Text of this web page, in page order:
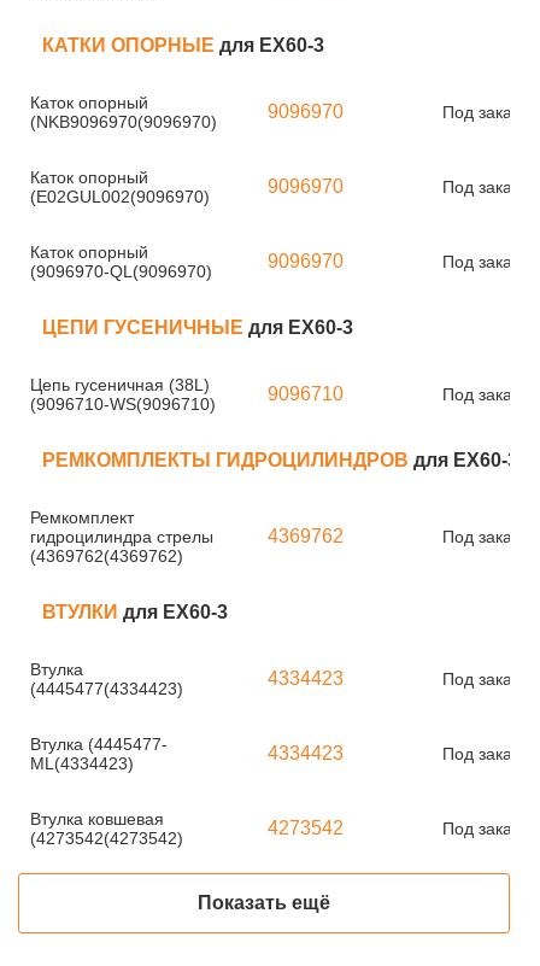
КАТКИ ОПОРНЫЕ для EX60-3
Каток опорный
(NKB9096970(9096970)
9096970 Под заказ
Каток опорный
(E02GUL002(9096970)
9096970 Под заказ
Каток опорный
(9096970-QL(9096970)
9096970 Под заказ
ЦЕПИ ГУСЕНИЧНЫЕ для EX60-3
Цепь гусеничная (38L)
(9096710-WS(9096710)
9096710 Под заказ
РЕМКОМПЛЕКТЫ ГИДРОЦИЛИНДРОВ для EX60-3
Ремкомплект
гидроцилиндра стрелы
(4369762(4369762)
4369762 Под заказ
ВТУЛКИ для EX60-3
Втулка
(4445477(4334423)
4334423 Под заказ
Втулка (4445477-
ML(4334423)
4334423 Под заказ
Втулка ковшевая
(4273542(4273542)
4273542 Под заказ
Показать ещё